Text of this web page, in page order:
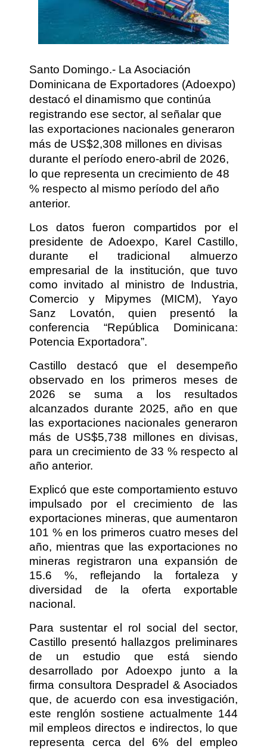
Santo Domingo.- La Asociación
Dominicana de Exportadores (Adoexpo)
destacó el dinamismo que continúa
registrando ese sector, al señalar que
las exportaciones nacionales generaron
más de US$2,308 millones en divisas
durante el período enero-abril de 2026,
lo que representa un crecimiento de 48
% respecto al mismo período del año
anterior.
Los datos fueron compartidos por el
presidente de Adoexpo, Karel Castillo,
durante el tradicional almuerzo
empresarial de la institución, que tuvo
como invitado al ministro de Industria,
Comercio y Mipymes (MICM), Yayo
Sanz Lovatón, quien presentó la
conferencia “República Dominicana:
Potencia Exportadora”.
Castillo destacó que el desempeño
observado en los primeros meses de
2026 se suma a los resultados
alcanzados durante 2025, año en que
las exportaciones nacionales generaron
más de US$5,738 millones en divisas,
para un crecimiento de 33 % respecto al
año anterior.
Explicó que este comportamiento estuvo
impulsado por el crecimiento de las
exportaciones mineras, que aumentaron
101 % en los primeros cuatro meses del
año, mientras que las exportaciones no
mineras registraron una expansión de
15.6 %, reflejando la fortaleza y
diversidad de la oferta exportable
nacional.
Para sustentar el rol social del sector,
Castillo presentó hallazgos preliminares
de un estudio que está siendo
desarrollado por Adoexpo junto a la
firma consultora Despradel & Asociados
que, de acuerdo con esa investigación,
este renglón sostiene actualmente 144
mil empleos directos e indirectos, lo que
representa cerca del 6% del empleo